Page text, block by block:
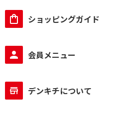
ショッピングガイド
会員メニュー
デンキチについて